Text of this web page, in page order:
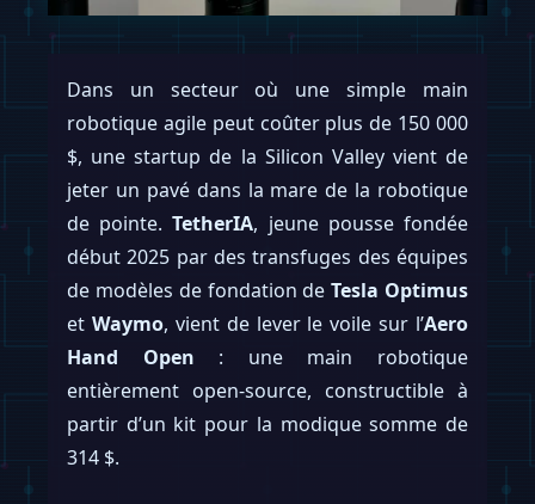
Dans un secteur où une simple main
robotique agile peut coûter plus de 150 000
$, une startup de la Silicon Valley vient de
jeter un pavé dans la mare de la robotique
de pointe.TetherIA, jeune pousse fondée
début 2025 par des transfuges des équipes
de modèles de fondation deTesla Optimus
et Waymo, vient de lever le voile sur l’Aero
Hand Open : une main robotique
entièrement open-source, constructible à
partir d’un kit pour la modique somme de
314 $.